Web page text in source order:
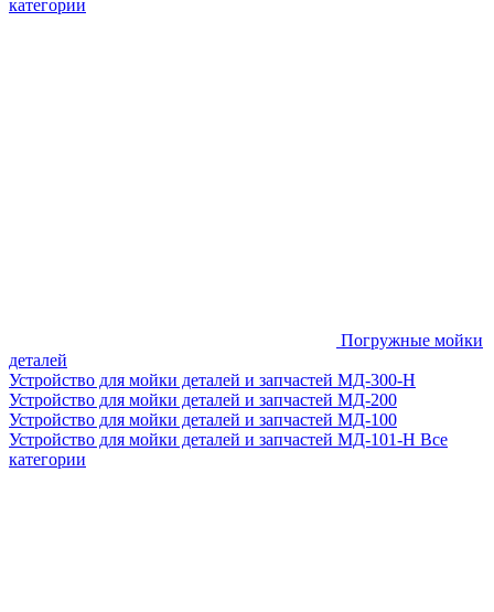
категории
Погружные мойки
деталей
Устройство для мойки деталей и запчастей МД-300-H
Устройство для мойки деталей и запчастей МД-200
Устройство для мойки деталей и запчастей МД-100
Устройство для мойки деталей и запчастей МД-101-Н Все
категории